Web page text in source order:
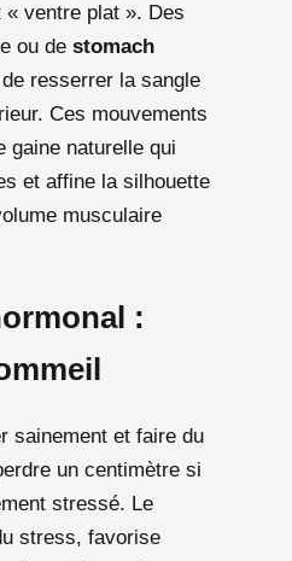
« ventre plat ». Des
ou de stomach
resserrer la sangle
Ces mouvements
gaine naturelle qui
et affine la silhouette
musculaire
:
sainement et faire du
un centimètre si
stressé. Le
stress, favorise